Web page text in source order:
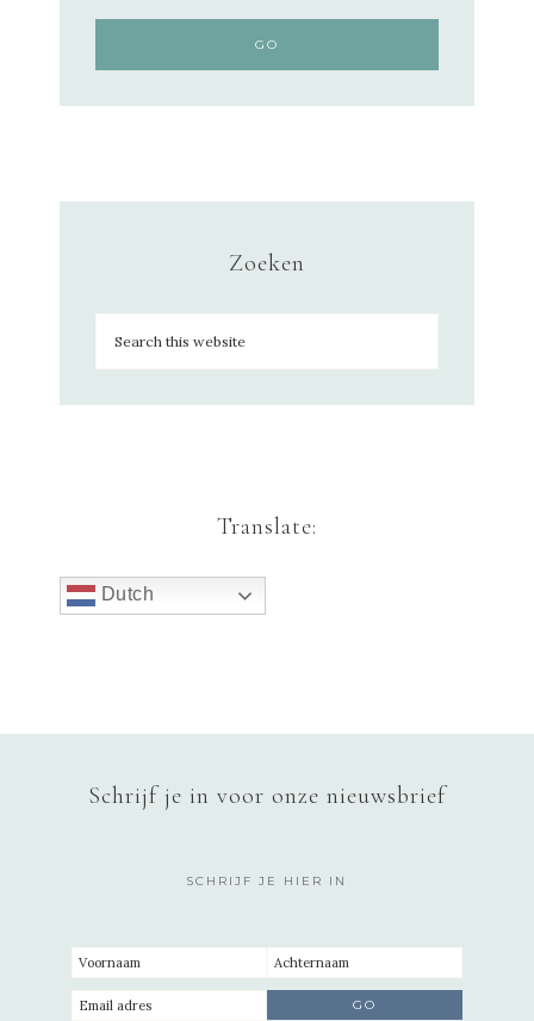
Zoeken
Translate:
Dutch
Schrijf je in voor onze nieuwsbrief
SCHRIJF JE HIER IN